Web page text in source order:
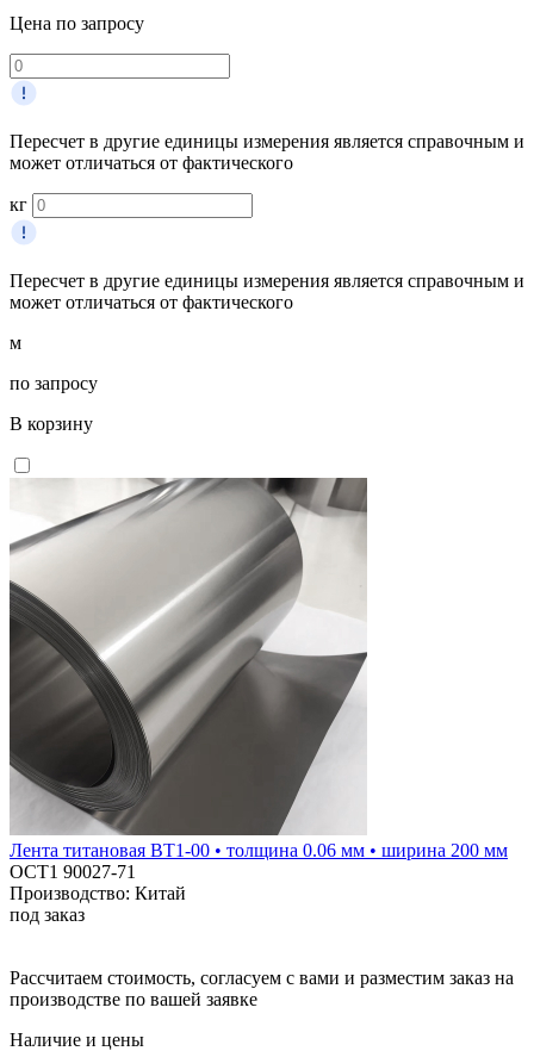
Цена по запросу
Пересчет в другие единицы измерения является справочным и
может отличаться от фактического
кг
Пересчет в другие единицы измерения является справочным и
может отличаться от фактического
м
по запросу
В корзину
Лента титановая ВТ1-00 • толщина 0.06 мм • ширина 200 мм
ОСТ1 90027-71
Производство: Китай
под заказ
Рассчитаем стоимость, согласуем с вами и разместим заказ на
производстве по вашей заявке
Наличие и цены